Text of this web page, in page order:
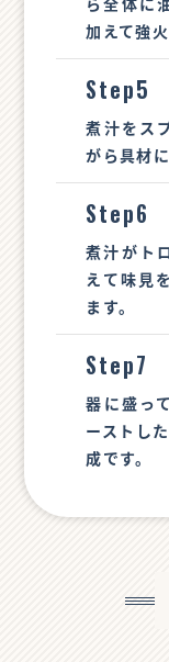
加えて強
Step5
煮汁をス
がら具材
Step6
煮汁がト
えて味見
ます。
Step7
器に盛っ
ーストし
成です。